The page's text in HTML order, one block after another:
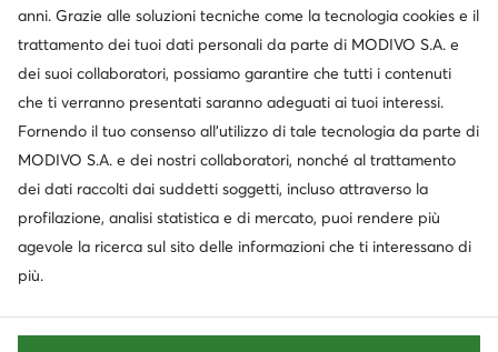
anni. Grazie alle soluzioni tecniche come la tecnologia cookies e il
trattamento dei tuoi dati personali da parte di MODIVO S.A. e
dei suoi collaboratori, possiamo garantire che tutti i contenuti
che ti verranno presentati saranno adeguati ai tuoi interessi.
Fornendo il tuo consenso all’utilizzo di tale tecnologia da parte di
MODIVO S.A. e dei nostri collaboratori, nonché al trattamento
dei dati raccolti dai suddetti soggetti, incluso attraverso la
profilazione, analisi statistica e di mercato, puoi rendere più
agevole la ricerca sul sito delle informazioni che ti interessano di
più.